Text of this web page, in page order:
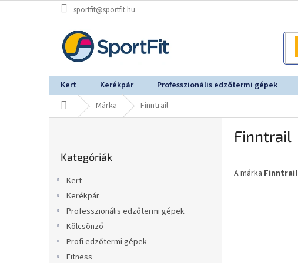
a
sportfit@sportfit.hu
Kert Kerékpár Professzionális edzőtermi gépek
KezdőlapMárka Finntrail
átugrása
Kategóriák
Kert
Kerékpár
Professzionális edzőtermi gépek
Kölcsönző
Profi edzőtermi gépek
Fitness
Finntrail
A márka Finntrail